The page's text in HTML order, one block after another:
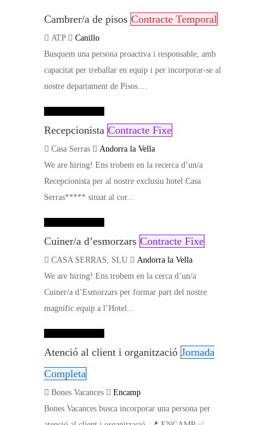
Cambrer/a de pisos Contracte Temporal
ATP
Canillo
Busquem una persona proactiva i responsable, amb
capacitat per treballar en equip i per incorporar-se al
nostre departament de Pisos....
Recepcionista Contracte Fixe
Casa Serras
Andorra la Vella
We are hiring! Ens trobem en la recerca d’un/a
Recepcionista per al nostre exclusiu hotel Casa
Serras***** situat al cor...
Cuiner/a d’esmorzars Contracte Fixe
CASA SERRAS, SLU
Andorra la Vella
We are hiring! Ens trobem en la cerca d’un/a
Cuiner/a d’Esmorzars per formar part del nostre
magnífic equip a l’Hotel...
Atenció al client i organització Jornada
Completa
Bones Vacances
Encamp
Bones Vacances busca incorporar una persona per